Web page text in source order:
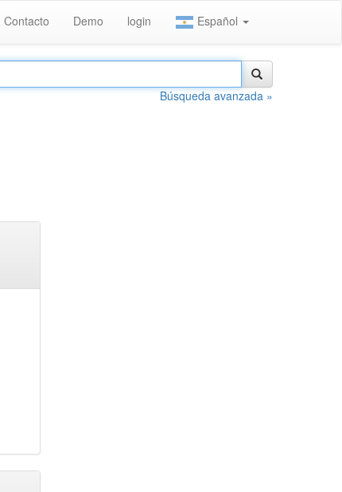
Contacto Demo login Español
Búsqueda avanzada »